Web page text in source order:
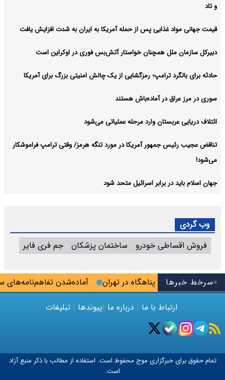
سرخط خبرها آماده‌شدن تفاهم‌نامه‌های سرمایه‌گذاری ۲۰ همتی در شرکت و پارکینگ - پناهگاه در تهران
و تاد
قیمت جهانی مواد غذایی پس از حمله آمریکا به ایران به شدت افزایش یافت
دبیرکل سازمان ملل همچنان خواستار آتش‌بس فوری در اوکراین است
حادثه برای بالگرد ترامپ؛ رمزگشایی از یک چالش امنیتی بزرگ برای آمریکا
سوری در مرز عراق در آماده‌باش هستند
ائتلاف دریایی عربستان وارد مرحله عملیاتی می‌شود
تناقض عجیب رئیس جمهور آمریکا در مورد تنگه هرمز/ وقتی ترامپ فراموشکار
می‌شود!
جهان اسلام باید در برابر اسرائیل متحد شود
وب گردی
فروش اقساطی خودرو
ساختمان پزشکان جم فری فایر
ارتباط با ما | درباره ما |پیوندها | تبلیغات
تمام حقوق برای خبرگزاری موج محفوظ است. استفاده از مطالب با ذکر منبع آزاد
است.